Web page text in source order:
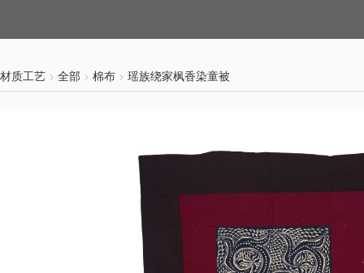
材质工艺 全部 棉布 瑶族绕家枫香染童被